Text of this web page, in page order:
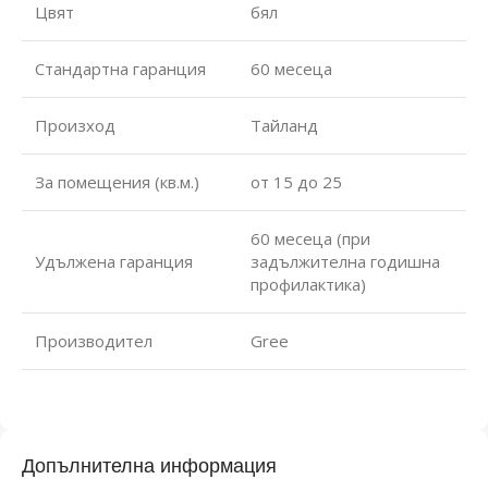
Цвят бял
Стандартна гаранция 60 месеца
Произход Тайланд
За помещения (кв.м.) от 15 до 25
Удължена гаранция
60 месеца (при
задължителна годишна
профилактика)
Производител Gree
Допълнителна информация